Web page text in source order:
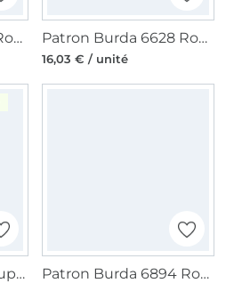
Patron Burda 6680 Robe, en français Patron Burda 6628 Robe, en français
16,03 € / unité
Patron Burda 6818 Jupe, en français Patron Burda 6894 Robe, en français